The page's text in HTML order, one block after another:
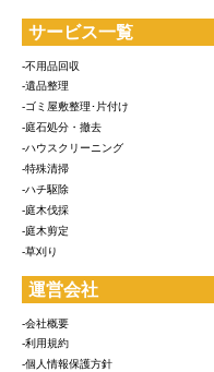
サービス一覧
-不用品回収
-遺品整理
-ゴミ屋敷整理･片付け
-庭石処分・撤去
-ハウスクリーニング
-特殊清掃
-ハチ駆除
-庭木伐採
-庭木剪定
-草刈り
運営会社
-会社概要
-利用規約
-個人情報保護方針